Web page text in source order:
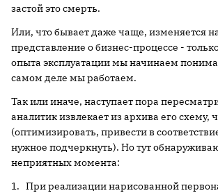
застой это смерть.
Или, что бывает даже чаще, изменяется
представление о бизнес-процессе -
опыта эксплуатации мы начинаем
самом деле мы работаем.
Так или иначе, наступает пора
аналитик извлекает из архива его схему,
(оптимизировать, привести в
нужное подчеркнуть). Но тут
неприятных момента:
1. При реализации нарисованной